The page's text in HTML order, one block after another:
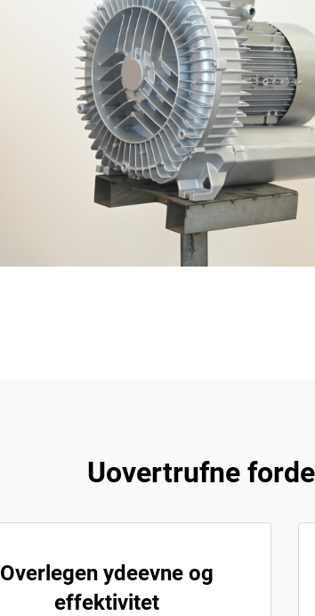
Uovertrufne
Overlegen ydeevne og
effektivitet